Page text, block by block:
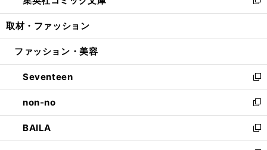
開
ウ
開
ン
ウ
開
く
い
ウ
ン
ウ
で
開
く
新
し
ウ
ン
ド
ウ
で
開
く
取材・ファッション
ファッション・美容
Seventeen
新
し
い
ウ
ィ
ン
non-no
新
し
い
ウ
BAILA
新
し